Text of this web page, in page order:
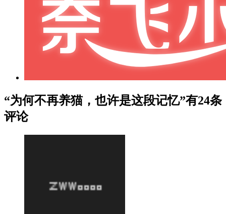
“为何不再养猫，也许是这段记忆”有24条
评论